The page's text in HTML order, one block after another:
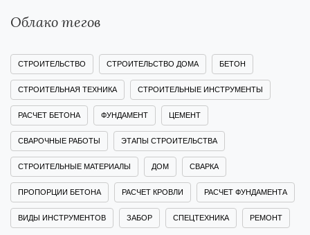
Облако тегов
СТРОИТЕЛЬСТВО СТРОИТЕЛЬСТВО ДОМА БЕТОН
СТРОИТЕЛЬНАЯ ТЕХНИКА СТРОИТЕЛЬНЫЕ ИНСТРУМЕНТЫ
РАСЧЕТ БЕТОНА ФУНДАМЕНТ ЦЕМЕНТ
СВАРОЧНЫЕ РАБОТЫ ЭТАПЫ СТРОИТЕЛЬСТВА
СТРОИТЕЛЬНЫЕ МАТЕРИАЛЫ ДОМ СВАРКА
ПРОПОРЦИИ БЕТОНА РАСЧЕТ КРОВЛИ РАСЧЕТ ФУНДАМЕНТА
ВИДЫ ИНСТРУМЕНТОВ ЗАБОР СПЕЦТЕХНИКА РЕМОНТ